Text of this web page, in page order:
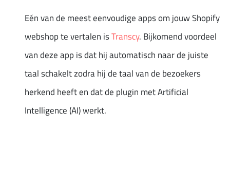
Eén van de meest eenvoudige apps om jouw Shopify
webshop te vertalen isTranscy. Bijkomend voordeel
van deze app is dat hij automatisch naar de juiste
taal schakelt zodra hij de taal van de bezoekers
herkend heeft en dat de plugin met Artificial
Intelligence (AI) werkt.